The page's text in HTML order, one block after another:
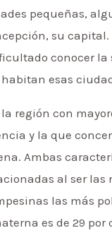
pequeñas,
su capital.
conocer la
esas
región con
y la que
Ambas
al ser las
las más
es de 29 por